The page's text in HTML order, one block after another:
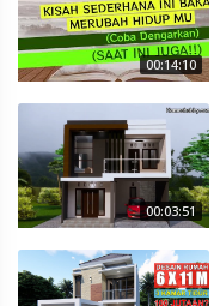
00:14:10
00:03:51